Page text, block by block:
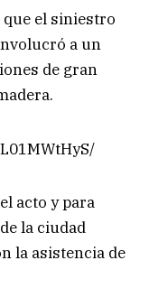
el siniestro
a un
de gran
acto y para
la ciudad
la asistencia de